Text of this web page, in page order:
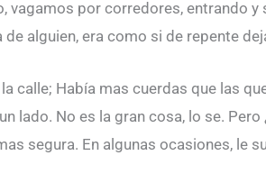
vagamos por corredores, entrando
de alguien, era como si de repente
calle; Había mas cuerdas que las
lado. No es la gran cosa, lo se.
segura. En algunas ocasiones, le